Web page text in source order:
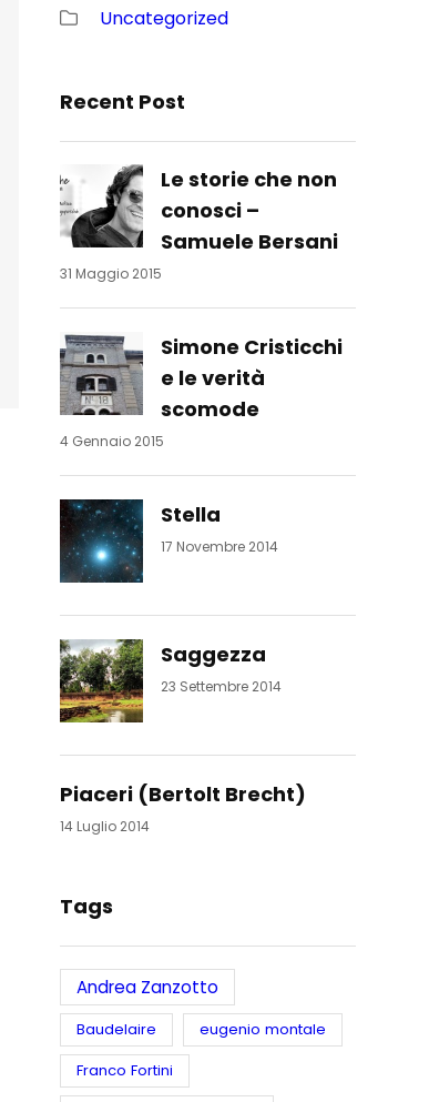
Uncategorized
Recent Post
Le storie che non
conosci –
Samuele Bersani
31 Maggio 2015
Simone Cristicchi
e le verità
scomode
4 Gennaio 2015
Stella
17 Novembre 2014
Saggezza
23 Settembre 2014
Piaceri (Bertolt Brecht)
14 Luglio 2014
Tags
Andrea Zanzotto
Baudelaire
eugenio montale
Franco Fortini